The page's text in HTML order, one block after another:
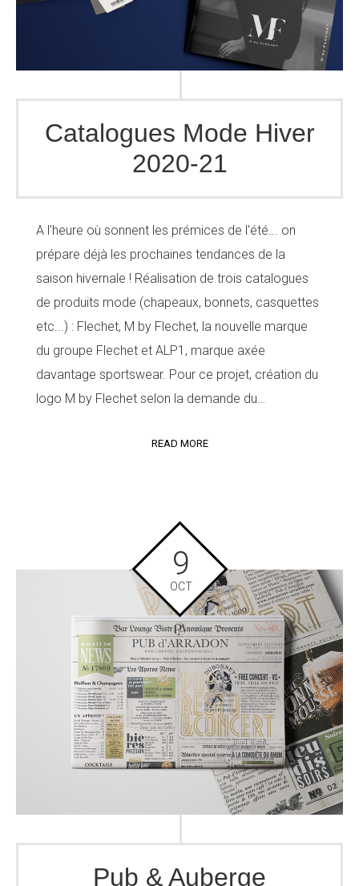
Catalogues Mode Hiver
2020-21
A l'heure où sonnent les prémices de l'été... on
prépare déjà les prochaines tendances de la
saison hivernale ! Réalisation de trois catalogues
de produits mode (chapeaux, bonnets, casquettes
etc...) : Flechet, M by Flechet, la nouvelle marque
du groupe Flechet et ALP1, marque axée
davantage sportswear. Pour ce projet, création du
logo M by Flechet selon la demande du…
READ MORE
9
OCT
Pub & Auberge